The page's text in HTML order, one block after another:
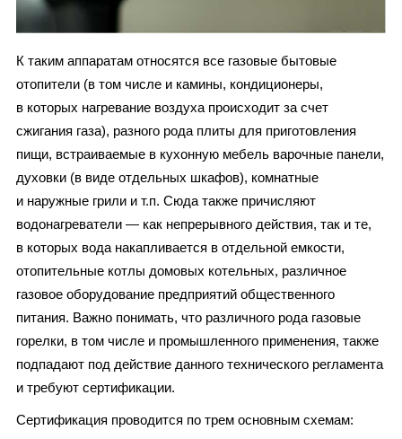
К таким аппаратам относятся все газовые бытовые
отопители (в том числе и камины, кондиционеры,
в которых нагревание воздуха происходит за счет
сжигания газа), разного рода плиты для приготовления
пищи, встраиваемые в кухонную мебель варочные панели,
духовки (в виде отдельных шкафов), комнатные
и наружные грили и т.п. Сюда также причисляют
водонагреватели — как непрерывного действия, так и те,
в которых вода накапливается в отдельной емкости,
отопительные котлы домовых котельных, различное
газовое оборудование предприятий общественного
питания. Важно понимать, что различного рода газовые
горелки, в том числе и промышленного применения, также
подпадают под действие данного технического регламента
и требуют сертификации.
Cертификация проводится по трем основным схемам: